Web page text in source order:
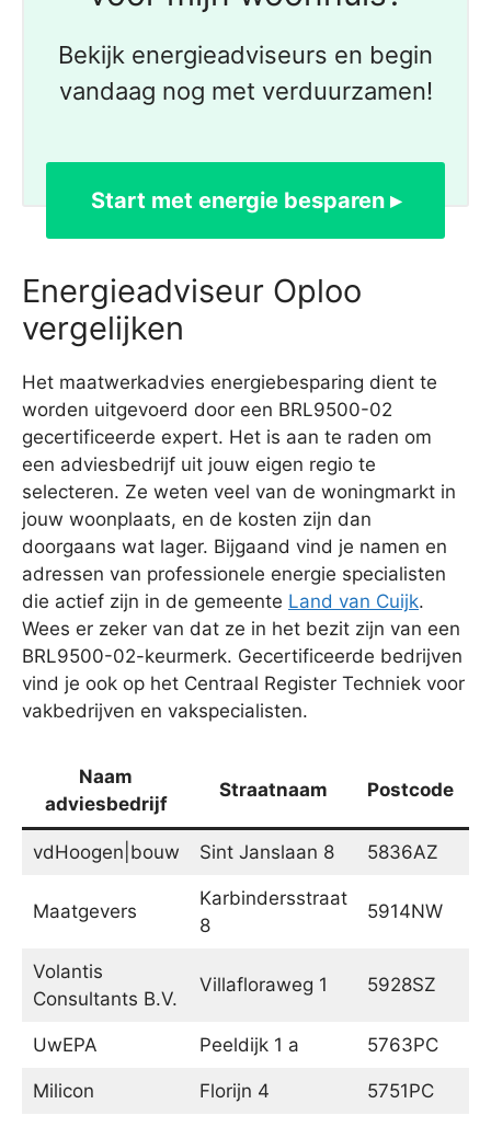
Bekijk energieadviseurs en begin
vandaag nog met verduurzamen!
Start met energie besparen ▸
Energieadviseur Oploo
vergelijken
Het maatwerkadvies energiebesparing dient te
worden uitgevoerd door een BRL9500-02
gecertificeerde expert. Het is aan te raden om
een adviesbedrijf uit jouw eigen regio te
selecteren. Ze weten veel van de woningmarkt in
jouw woonplaats, en de kosten zijn dan
doorgaans wat lager. Bijgaand vind je namen en
adressen van professionele energie specialisten
die actief zijn in de gemeente Land van Cuijk.
Wees er zeker van dat ze in het bezit zijn van een
BRL9500-02-keurmerk. Gecertificeerde bedrijven
vind je ook op het Centraal Register Techniek voor
vakbedrijven en vakspecialisten.
Naam
adviesbedrijf
Straatnaam Postcode
vdHoogen|bouw Sint Janslaan 8 5836AZ
Maatgevers
Karbindersstraat
8
5914NW
Volantis
Consultants B.V.
Villafloraweg 1 5928SZ
UwEPA Peeldijk 1 a 5763PC
Milicon Florijn 4 5751PC